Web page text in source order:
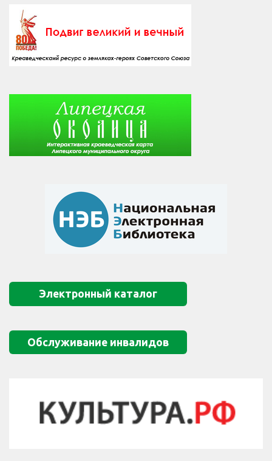
Электронный каталог
Обслуживание инвалидов